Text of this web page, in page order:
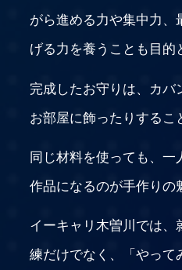
がら進める力や集中力、
げる力を養うことも目的
完成したお守りは、カバ
お部屋に飾ったりするこ
同じ材料を使っても、一
作品になるのが手作りの
イーキャリ木曽川では、
練だけでなく、「やって